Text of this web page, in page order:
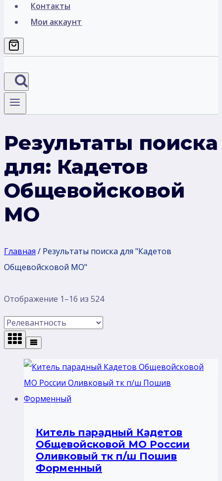
Контакты
Мои аккаунт
Результаты поиска
для: Кадетов
Общевойсковой
МО
Главная / Результаты поиска для "Кадетов
Общевойсковой МО"
Отображение 1–16 из 524Сортировка:
Китель парадный Кадетов
Общевойсковой МО России
Оливковый тк п/ш Пошив
Форменный